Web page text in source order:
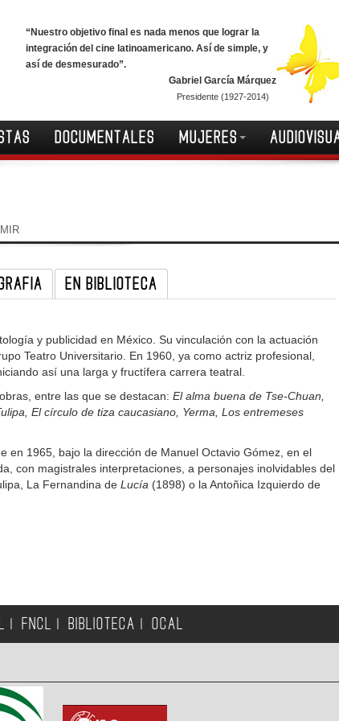
“Nuestro objetivo final es nada menos que lograr la
integración del cine latinoamericano. Así de simple, y
así de desmesurado”.
Gabriel García Márquez
Presidente (1927-2014)
DOCUMENTALES MUJERES
EN BIBLIOTECA
y publicidad en México. Su vinculación con la actuación
Teatro Universitario. En 1960, ya como actriz profesional,
así una larga y fructífera carrera teatral.
entre las que se destacan:El alma buena de Tse-Chuan,
El círculo de tiza caucasiano, Yerma, Los entremeses
en 1965, bajo la dirección de Manuel Octavio Gómez, en el
con magistrales interpretaciones, a personajes inolvidables del
La Fernandina deLucía (1898) o la Antoñica Izquierdo de
FNCL BIBLIOTECA OCAL